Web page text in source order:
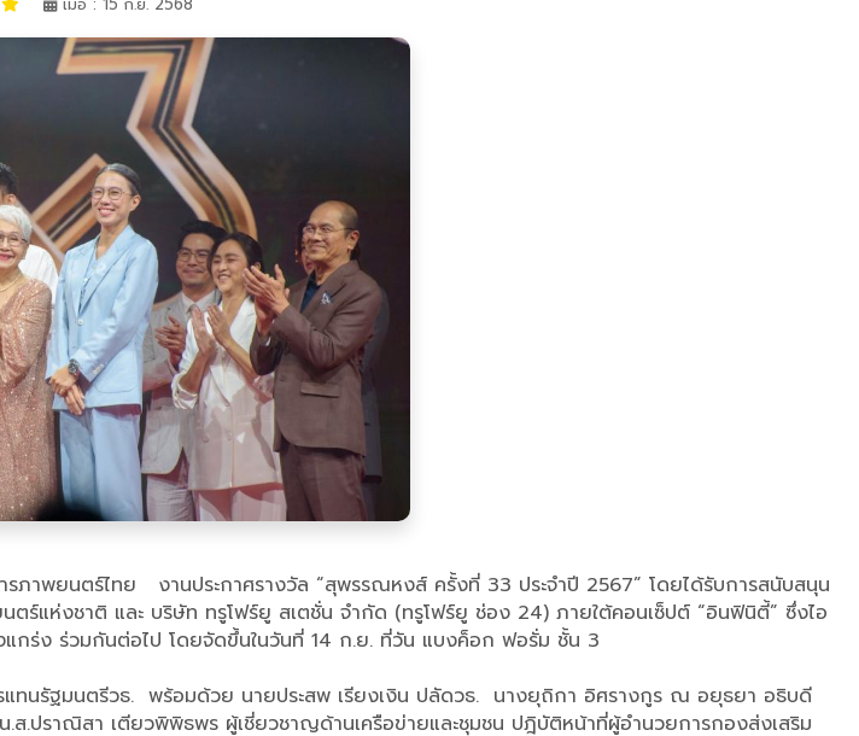
าพยนตร์ไทย งานประกาศรางวัล “สุพรรณหงส์ ครั้งที่ 33 ประจำปี 2567” โดยได้รับการสนับสนุน
แห่งชาติ และ บริษัท ทรูโฟร์ยู สเตชั่น จำกัด (ทรูโฟร์ยู ช่อง 24) ภายใต้คอนเซ็ปต์ “อินฟินิตี้” ซึ่งไอ
แกร่ง ร่วมกันต่อไป โดยจัดขึ้นในวันที่ 14 ก.ย. ที่วัน แบงค็อก ฟอรั่ม ชั้น 3
แทนรัฐมนตรีวธ. พร้อมด้วย นายประสพ เรียงเงิน ปลัดวธ. นางยุถิกา อิศรางกูร ณ อยุธยา อธิบดี
ราณิสา เตียวพิพิธพร ผู้เชี่ยวชาญด้านเครือข่ายและชุมชน ปฎิบัติหน้าที่ผู้อำนวยการกองส่งเสริม